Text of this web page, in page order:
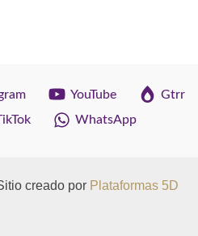
YouTube
Gtrr
WhatsApp
creado por Plataformas 5D